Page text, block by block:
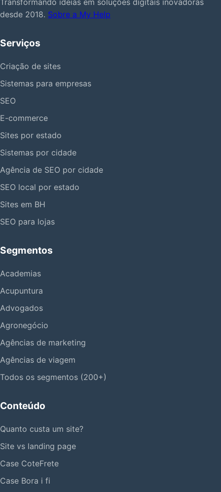
desde 2018. Sobre a My Help
Serviços
Criação de sites
Sistemas para empresas
SEO
E-commerce
Sites por estado
Sistemas por cidade
Agência de SEO por cidade
SEO local por estado
Sites em BH
SEO para lojas
Segmentos
Academias
Acupuntura
Advogados
Agronegócio
Agências de marketing
Agências de viagem
Todos os segmentos (200+)
Conteúdo
Quanto custa um site?
Site vs landing page
Case CoteFrete
Case Bora i fi